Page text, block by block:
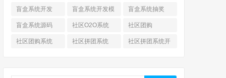
盲盒系统开发
盲盒系统开发模
式
盲盒系统抽奖
盲盒系统源码 社区O2O系统 社区团购
社区团购系统 社区拼团系统
社区拼团系统开